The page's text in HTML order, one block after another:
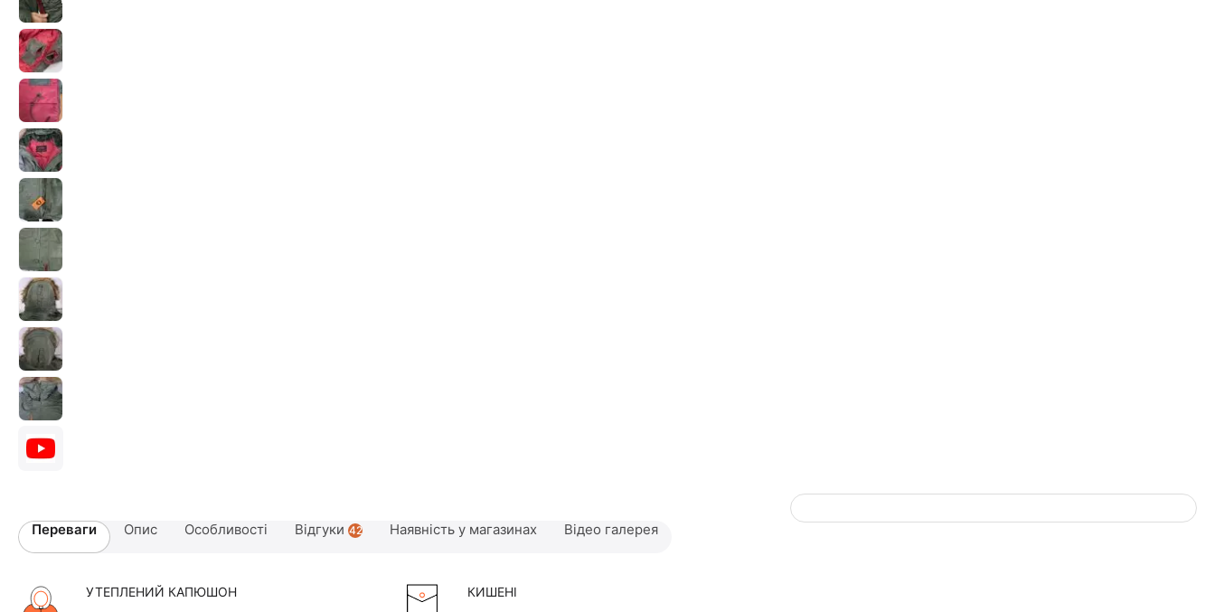
Переваги Опис Особливості Відгуки 42 Наявність у магазинах Відео галерея
УТЕПЛЕНИЙ КАПЮШОН КИШЕНІ